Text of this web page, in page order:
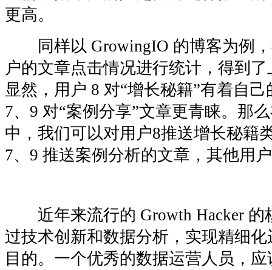
更高。
同样以 GrowingIO 的博客为例，
户的文章点击情况进行统计，得到
显然，用户 8 对“增长秘籍”有着自
7、9 对“案例分享”文章更青睐。那
中，我们可以对用户8推送增长秘籍
7、9 推送案例分析的文章，其他用
近年来流行的 Growth Hacker 的
过技术创新和数据分析，实现精细
目的。一个优秀的数据运营人员，